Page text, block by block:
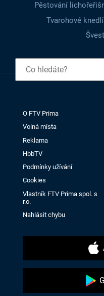
Pěstování
Tvarohové
O FTV Prima
Volná místa
Reklama
HbbTV
Podmínky užívání
Cookies
Vlastník FTV Prima spol. s
r.o.
Nahlásit chybu